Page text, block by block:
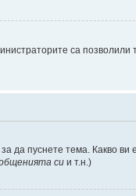
са позволили
да пуснете тема. Какво
си и т.н.)